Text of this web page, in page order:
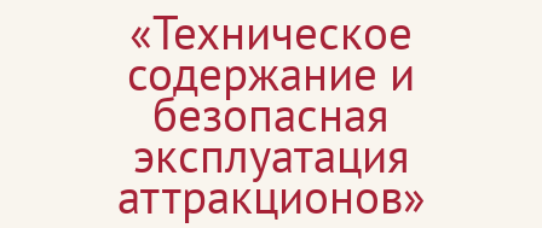
«Техническое
содержание и
безопасная
эксплуатация
аттракционов»